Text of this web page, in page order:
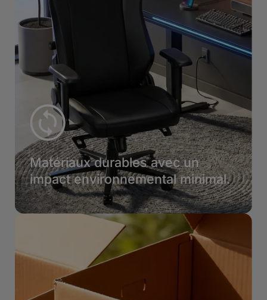
Matériaux durables avec un
impact environnemental minimal.